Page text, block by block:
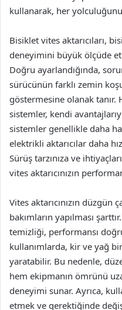
kullanarak, her
Bisiklet vites aktarıcıları,
deneyimini büyük ölçüde
Doğru ayarlandığında,
sürücünün farklı zemin
göstermesine olanak
sistemler, kendi
sistemler genellikle daha
elektrikli aktarıcılar daha
Sürüş tarzınıza ve
vites aktarıcınızın
Vites aktarıcınızın düzgün
bakımların yapılması
temizliği, performansı
kullanımlarda, kir ve yağ
yaratabilir. Bu nedenle,
hem ekipmanın ömrünü
deneyimi sunar. Ayrıca,
etmek ve gerektiğinde